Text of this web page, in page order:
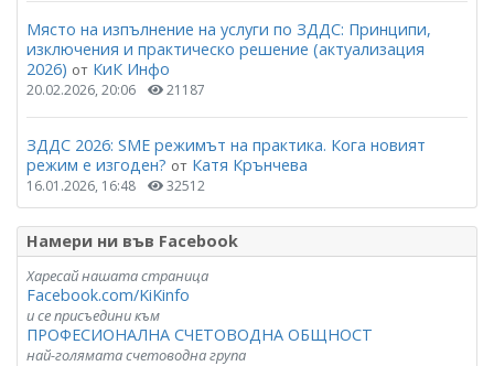
Място на изпълнение на услуги по ЗДДС: Принципи,
изключения и практическо решение (актуализация
2026) от КиК Инфо
20.02.2026, 20:06 21187
ЗДДС 2026: SME режимът на практика. Кога новият
режим е изгоден? от Катя Крънчева
16.01.2026, 16:48 32512
Намери ни във Facebook
Харесай нашата страница
Facebook.com/KiKinfo
и се присъедини към
ПРОФЕСИОНАЛНА СЧЕТОВОДНА ОБЩНОСТ
най-голямата счетоводна група